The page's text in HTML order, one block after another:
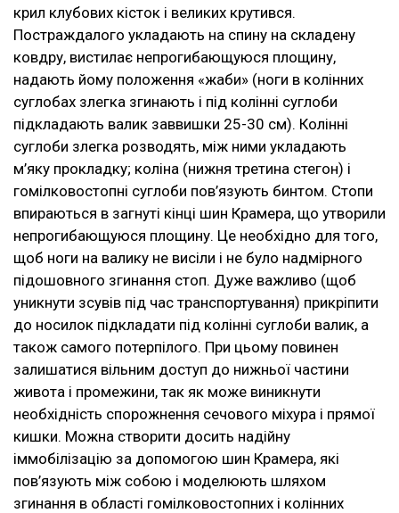
крил клубових кісток і великих крутився.
Постраждалого укладають на спину на складену
ковдру, вистилає непрогибающуюся площину,
надають йому положення «жаби» (ноги в колінних
суглобах злегка згинають і під колінні суглоби
підкладають валик заввишки 25-30 см). Колінні
суглоби злегка розводять, між ними укладають
м’яку прокладку; коліна (нижня третина стегон) і
гомілковостопні суглоби пов’язують бинтом. Стопи
впираються в загнуті кінці шин Крамера, що утворили
непрогибающуюся площину. Це необхідно для того,
щоб ноги на валику не висіли і не було надмірного
підошовного згинання стоп. Дуже важливо (щоб
уникнути зсувів під час транспортування) прикріпити
до носилок підкладати під колінні суглоби валик, а
також самого потерпілого. При цьому повинен
залишатися вільним доступ до нижньої частини
живота і промежини, так як може виникнути
необхідність спорожнення сечового міхура і прямої
кишки. Можна створити досить надійну
іммобілізацію за допомогою шин Крамера, які
пов’язують між собою і моделюють шляхом
згинання в області гомілковостопних і колінних